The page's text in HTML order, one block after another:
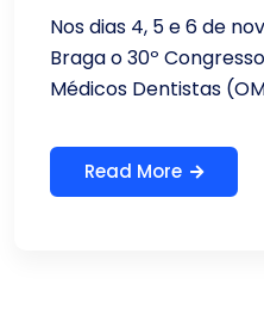
Nos dias 4, 5 e 6 de
Braga o 30º
Médicos Dentistas
Read More